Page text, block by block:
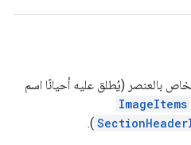
بالعنصر (يُطلق عليه أحيانًا اسم
ImageItems
).